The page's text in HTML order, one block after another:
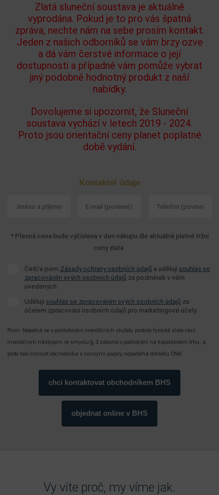
Zlatá sluneční soustava je aktuálně
vyprodána. Pokud je to pro vás špatná
zpráva, nechte nám na sebe prosím kontakt.
Jeden z našich odborníků se vám brzy ozve
a dá vám čerstvé informace o její
dostupnosti a případně vám pomůže vybrat
jiný podobně hodnotný produkt z naší
nabídky.
Dovolujeme si upozornit, že Sluneční
soustava vychází v letech 2019 - 2024.
Proto jsou orientační ceny planet poplatné
době vydání.
Kontaktní údaje
* Přesná cena bude vyčíslena v den nákupu dle aktuálně platné tržní
ceny zlata.
Četl/a jsem Zásady ochrany osobních údajů a uděluji souhlas se
zpracováním svých osobních údajů za podmínek v něm
uvedených.
Uděluji souhlas se zpracováním svých osobních údajů za
účelem zpracování osobních údajů pro marketingové účely.
Pozn: Nejedná se o poskytování investičních služeb, protože fyzické zlato není
investičním nástrojem ve smyslu § 3 zákona o podnikání na kapitálovém trhu, a
proto tato činnost obchodníka s cennými papíry nepodléhá dohledu ČNB.
chci kontaktovat obchodníkem BHS
objednat online v BHS
Vy víte proč, my víme jak.